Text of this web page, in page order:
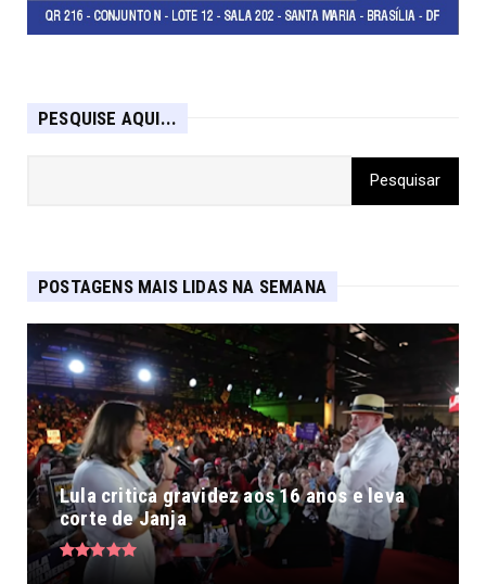
PESQUISE AQUI...
POSTAGENS MAIS LIDAS NA SEMANA
Lula critica gravidez aos 16 anos e leva
corte de Janja